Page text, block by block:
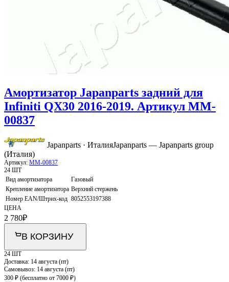
Амортизатор Japanparts задний для
Infiniti QX30 2016-2019. Артикул MM-
00837
Japanparts · ИталияJapanparts — Japanparts group
(Италия)
Артикул: MM-00837
24 ШТ
Вид амортизатора
Газовый
Крепление амортизатора Верхний стержень
Номер EAN/Штрих-код 8052553197388
ЦЕНА
2 780₽
В КОРЗИНУ
24 ШТ
Доставка: 14 августа (пт)
Самовывоз: 14 августа (пт)
300 ₽ (бесплатно от 7000 ₽)